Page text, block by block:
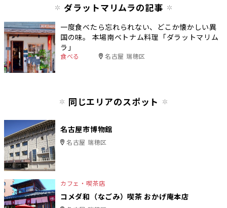
ダラットマリムラの記事
一度食べたら忘れられない、どこか懐かしい異
国の味。 本場南ベトナム料理「ダラットマリム
ラ」
食べる 名古屋 瑞穂区
同じエリアのスポット
名古屋市博物館
名古屋 瑞穂区
カフェ・喫茶店
コメダ和（なごみ）喫茶 おかげ庵本店